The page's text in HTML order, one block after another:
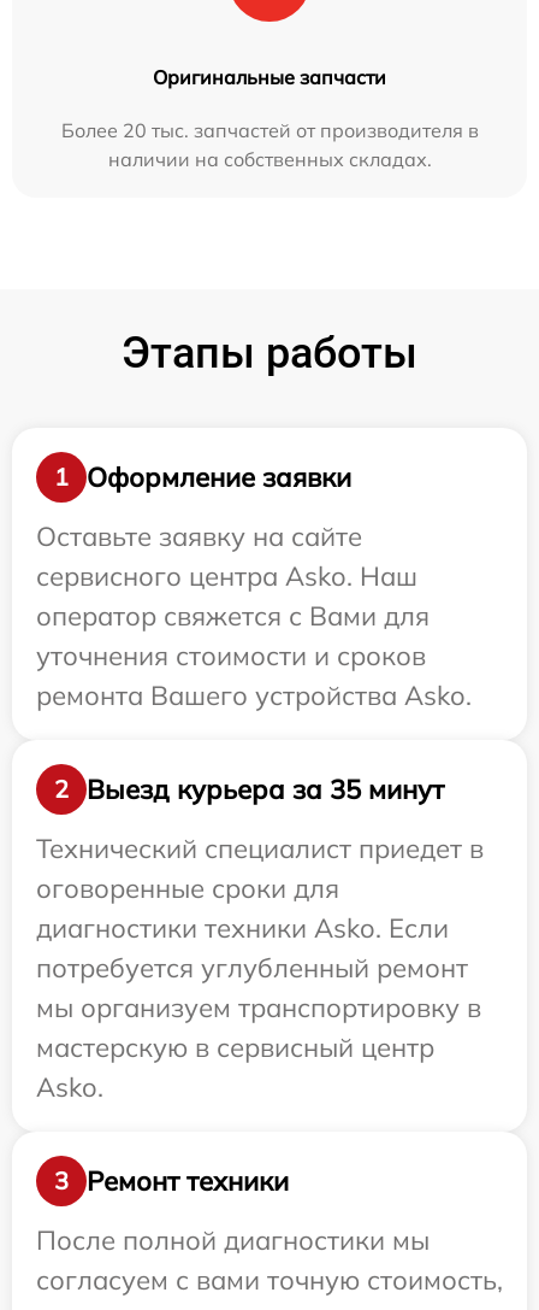
Оригинальные запчасти
Более 20 тыс. запчастей от производителя в
наличии на собственных складах.
Этапы работы
1
Оформление заявки
Оставьте заявку на сайте
сервисного центра Asko. Наш
оператор свяжется с Вами для
уточнения стоимости и сроков
ремонта Вашего устройства Asko.
2
Выезд курьера за 35 минут
Технический специалист приедет в
оговоренные сроки для
диагностики техники Asko. Если
потребуется углубленный ремонт
мы организуем транспортировку в
мастерскую в сервисный центр
Asko.
3
Ремонт техники
После полной диагностики мы
согласуем с вами точную стоимость,